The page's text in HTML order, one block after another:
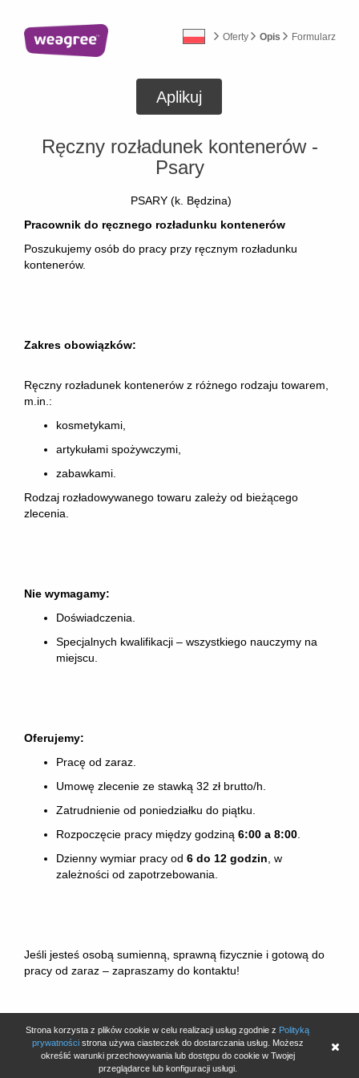
Strona korzysta z plików cookie w celu realizacji usług zgodnie z Polityką
prywatnościstrona używa ciasteczek do dostarczania usług. Możesz
określić warunki przechowywania lub dostępu do cookie w Twojej
przeglądarce lub konfiguracji usługi.
Oferty Opis Formularz
Ręczny rozładunek kontenerów -
Psary
PSARY (k. Będzina)
Pracownik do ręcznego rozładunku kontenerów
Poszukujemy osób do pracy przy ręcznym rozładunku
kontenerów.
Zakres obowiązków:
Ręczny rozładunek kontenerów z różnego rodzaju towarem,
m.in.:
kosmetykami,
artykułami spożywczymi,
zabawkami.
Rodzaj rozładowywanego towaru zależy od bieżącego
zlecenia.
Nie wymagamy:
Doświadczenia.
Specjalnych kwalifikacji – wszystkiego nauczymy na
miejscu.
Oferujemy:
Pracę od zaraz.
Umowę zlecenie ze stawką 32 zł brutto/h.
Zatrudnienie od poniedziałku do piątku.
Rozpoczęcie pracy między godziną 6:00 a 8:00
Dzienny wymiar pracy od 6 do 12 godzin , w
zależności od zapotrzebowania.
Jeśli jesteś osobą sumienną, sprawną fizycznie i gotową do
pracy od zaraz – zapraszamy do kontaktu!
Aplikuj
Aplikuj